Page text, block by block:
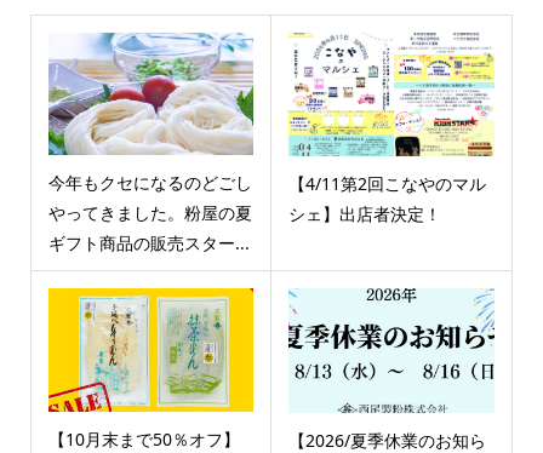
今年もクセになるのどごし
やってきました。粉屋の夏
ギフト商品の販売スター...
【4/11第2回こなやのマル
シェ】出店者決定！
【10月末まで50％オフ】
【2026/夏季休業のお知ら